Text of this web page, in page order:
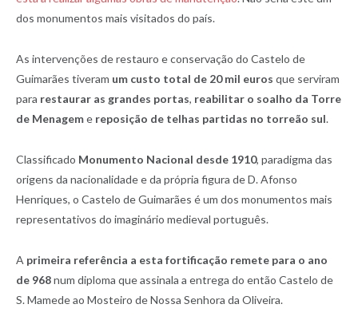
dos monumentos mais visitados do país.
As intervenções de restauro e conservação do Castelo de
Guimarães tiveram um custo total de 20 mil euros que serviram
para restaurar as grandes portas, reabilitar o soalho da Torre
de Menageme reposição de telhas partidas no torreão sul.
Classificado Monumento Nacional desde 1910, paradigma das
origens da nacionalidade e da própria figura de D. Afonso
Henriques, o Castelo de Guimarães é um dos monumentos mais
representativos do imaginário medieval português.
A primeira referência a esta fortificação remete para o ano
de 968num diploma que assinala a entrega do então Castelo de
S. Mamede ao Mosteiro de Nossa Senhora da Oliveira.